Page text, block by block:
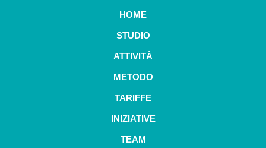
HOME
STUDIO
ATTIVITÀ
METODO
TARIFFE
INIZIATIVE
TEAM